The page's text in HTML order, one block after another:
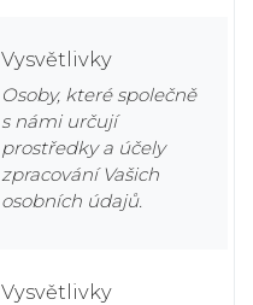
Vysvětlivky
Osoby, které společně
s námi určují
prostředky a účely
zpracování Vašich
osobních údajů.
Vysvětlivky